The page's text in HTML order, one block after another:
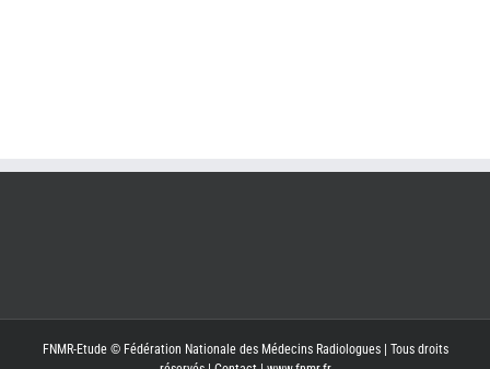
FNMR-Etude © Fédération Nationale des Médecins Radiologues | Tous droits